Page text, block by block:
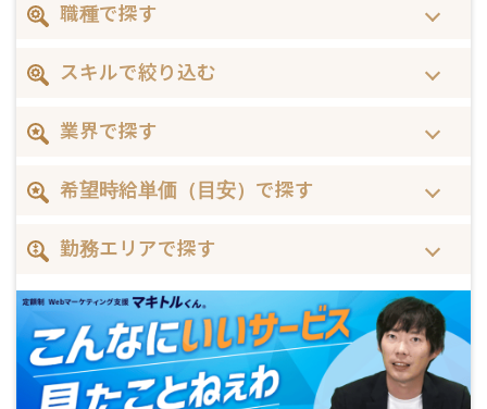
職種で探す
スキルで絞り込む
業界で探す
希望時給単価（目安）で探す
勤務エリアで探す